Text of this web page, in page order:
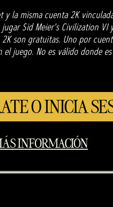
la misma cuenta 2K
Sid Meier's Civilization VI
son gratuitas. Uno por
juego. No es válido donde
O INICIA
INFORMACIÓN